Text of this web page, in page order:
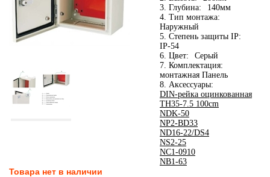
3. Глубина:
140мм
4. Тип монтажа:
Наружный
5. Степень защиты IP:
IP-54
6. Цвет:
Серый
7. Комплектация:
монтажная Панель
8. Аксессуары:
DIN-рейка оцинкованная
TH35-7.5 100cm
NDK-50
NP2-BD33
ND16-22/DS4
NS2-25
NC1-0910
NB1-63
Товара нет в наличии